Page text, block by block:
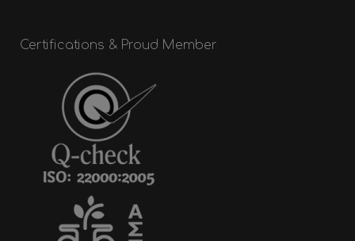
Certifications & Proud Member